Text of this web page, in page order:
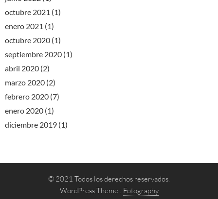
octubre 2021 (1)
enero 2021 (1)
octubre 2020 (1)
septiembre 2020 (1)
abril 2020 (2)
marzo 2020 (2)
febrero 2020 (7)
enero 2020 (1)
diciembre 2019 (1)
© 2021 Todos los derechos reservados.
WordPress Theme : Fotography